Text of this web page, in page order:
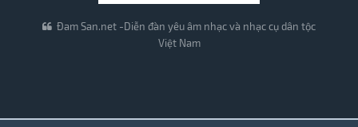
Đam San.net -Diễn đàn yêu âm nhạc và nhạc cụ dân tộc
Việt Nam